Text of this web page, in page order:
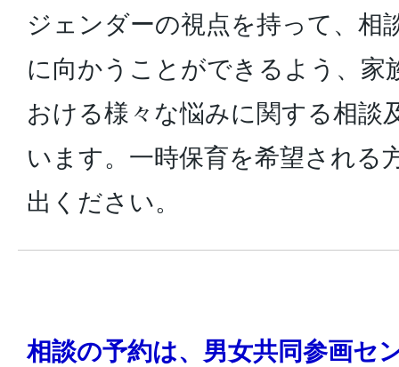
ジェンダーの視点を持って、相
に向かうことができるよう、家
おける様々な悩みに関する相談
います。一時保育を希望される
出ください。
相談の予約は、男女共同参画セ